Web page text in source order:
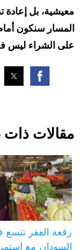
معيشية، بل إعادة
المسار سنكون
على الشراء ليس
مقالات
رقعة الفقر تتسع
السودان مع